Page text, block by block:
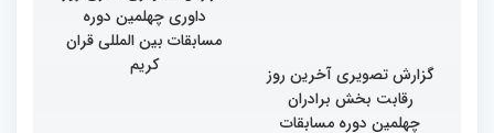
گزارش تصویری آخرین روز
رقابت بخش برادران
چهلمین دوره مسابقات
گزارش تصویری آخری روز